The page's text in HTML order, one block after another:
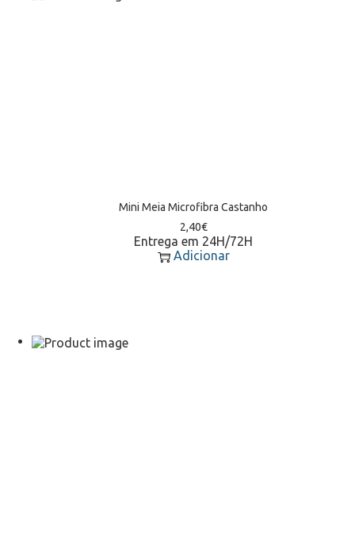
Mini Meia Microfibra Castanho
2,40€
Entrega em 24H/72H
Adicionar